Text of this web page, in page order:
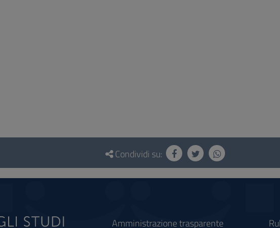
Condividi su:
Amministrazione trasparente